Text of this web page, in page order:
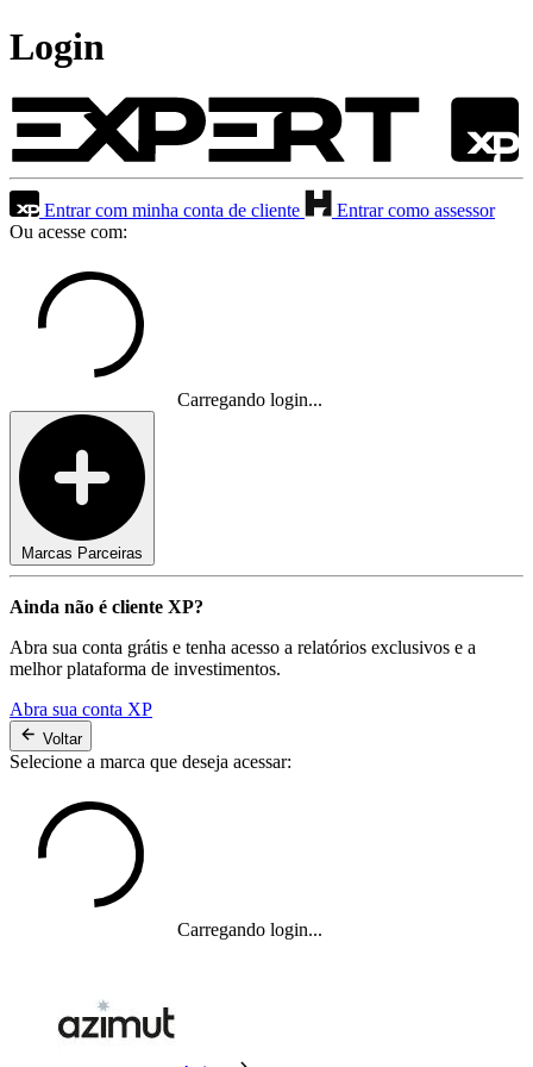
Login
Entrar com minha conta de cliente
Entrar como assessor
Ou acesse com:
Carregando login...
Marcas Parceiras
Ainda não é cliente XP?
Abra sua conta grátis e tenha acesso a relatórios exclusivos e a
melhor plataforma de investimentos.
Abra sua conta XP
Voltar
Selecione a marca que deseja acessar:
Carregando login...